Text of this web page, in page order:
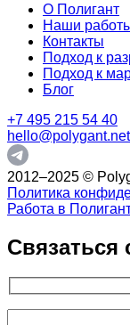
О Полигант
Наши
Контакты
Подход к
Подход к
Блог
+7 495 215 54 40
hello@polygant.net
2012–2025 ©
Политика
Работа в
Связаться